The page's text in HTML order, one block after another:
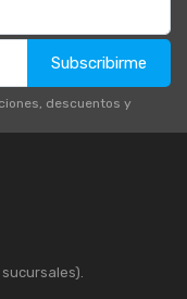
Subscribirme
descuentos y
sucursales).